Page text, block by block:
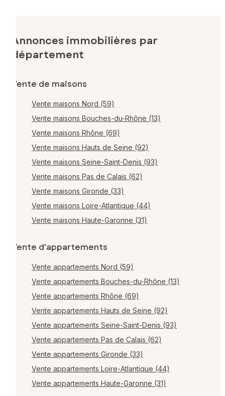
Annonces immobilières par
département
Vente de maisons
Vente maisons Nord (59)
Vente maisons Bouches-du-Rhône (13)
Vente maisons Rhône (69)
Vente maisons Hauts de Seine (92)
Vente maisons Seine-Saint-Denis (93)
Vente maisons Pas de Calais (62)
Vente maisons Gironde (33)
Vente maisons Loire-Atlantique (44)
Vente maisons Haute-Garonne (31)
Vente d'appartements
Vente appartements Nord (59)
Vente appartements Bouches-du-Rhône (13)
Vente appartements Rhône (69)
Vente appartements Hauts de Seine (92)
Vente appartements Seine-Saint-Denis (93)
Vente appartements Pas de Calais (62)
Vente appartements Gironde (33)
Vente appartements Loire-Atlantique (44)
Vente appartements Haute-Garonne (31)